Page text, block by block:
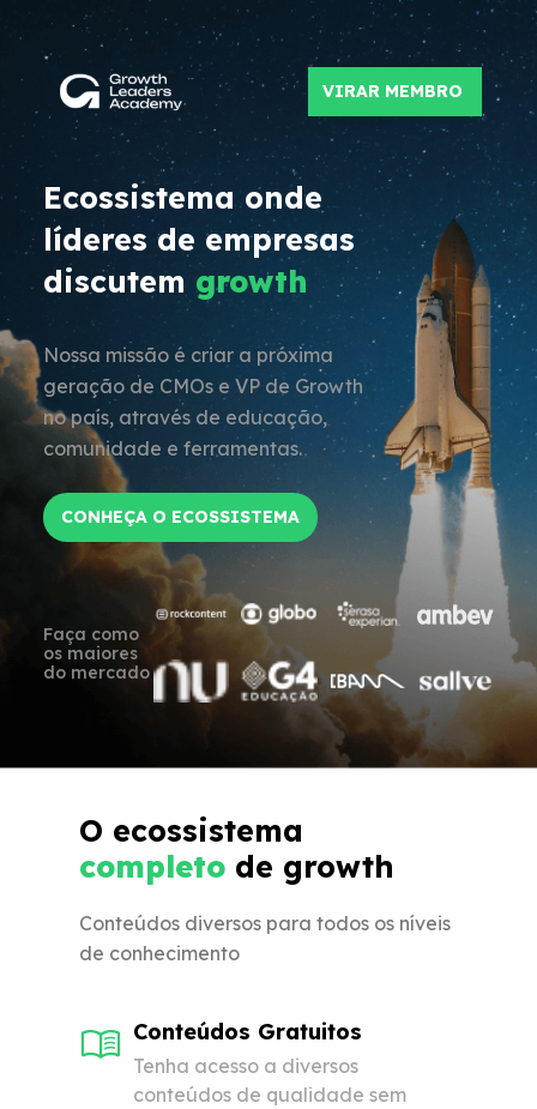
VIRAR MEMBRO
Ecossistema onde
líderes de empresas
discutem growth
Nossa missão é criar a próxima
geração de CMOs e VP de Growth
no país, através de educação,
comunidade e ferramentas.
CONHEÇA O ECOSSISTEMA
Faça como
os maiores
do mercado
O ecossistema
completo de growth
Conteúdos diversos para todos os níveis
de conhecimento
Conteúdos Gratuitos
Tenha acesso a diversos
conteúdos de qualidade sem